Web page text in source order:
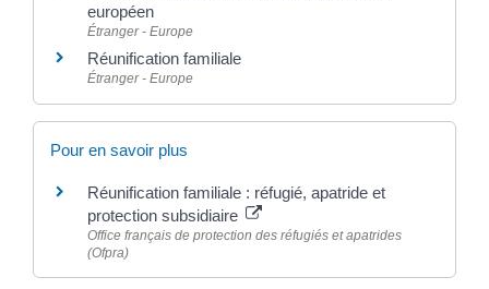
européen
Étranger - Europe
Réunification familiale
Étranger - Europe
Pour en savoir plus
Réunification familiale : réfugié, apatride et
protection subsidiaire
Office français de protection des réfugiés et apatrides
(Ofpra)